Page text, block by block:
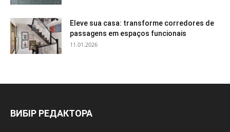
Eleve sua casa: transforme corredores de
passagens em espaços funcionais
11.01.2026
ВИБІР РЕДАКТОРА